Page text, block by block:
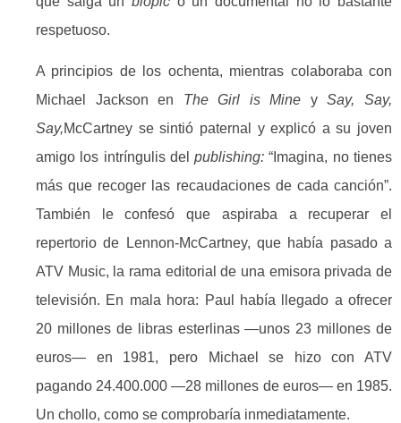
respetuoso.
A principios de los ochenta, mientras colaboraba con
Michael Jackson en The Girl is Mine ySay, Say,
Say,McCartney se sintió paternal y explicó a su joven
amigo los intríngulis delpublishing: “Imagina, no tienes
más que recoger las recaudaciones de cada canción”.
También le confesó que aspiraba a recuperar el
repertorio de Lennon-McCartney, que había pasado a
ATV Music, la rama editorial de una emisora privada de
televisión. En mala hora: Paul había llegado a ofrecer
20 millones de libras esterlinas —unos 23 millones de
euros— en 1981, pero Michael se hizo con ATV
pagando 24.400.000 —28 millones de euros— en 1985.
Un chollo, como se comprobaría inmediatamente.